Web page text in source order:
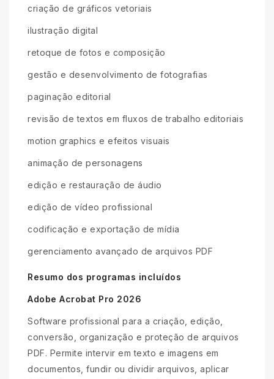
criação de gráficos vetoriais
ilustração digital
retoque de fotos e composição
gestão e desenvolvimento de fotografias
paginação editorial
revisão de textos em fluxos de trabalho editoriais
motion graphics e efeitos visuais
animação de personagens
edição e restauração de áudio
edição de vídeo profissional
codificação e exportação de mídia
gerenciamento avançado de arquivos PDF
Resumo dos programas incluídos
Adobe Acrobat Pro 2026
Software profissional para a criação, edição,
conversão, organização e proteção de arquivos
PDF. Permite intervir em texto e imagens em
documentos, fundir ou dividir arquivos, aplicar